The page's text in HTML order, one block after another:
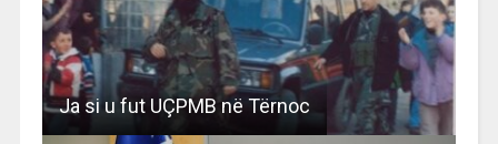
Ja si u fut UÇPMB në Tërnoc